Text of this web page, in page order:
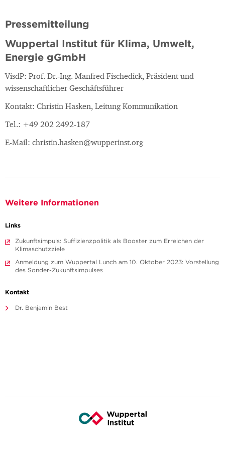
Pressemitteilung
Wuppertal Institut für Klima, Umwelt,
Energie gGmbH
VisdP: Prof. Dr.-Ing. Manfred Fischedick, Präsident und
wissenschaftlicher Geschäftsführer
Kontakt: Christin Hasken, Leitung Kommunikation
Tel.: +49 202 2492-187
E-Mail: christin.hasken@wupperinst.org
Weitere Informationen
Links
Zukunftsimpuls: Suffizienzpolitik als Booster zum Erreichen der
Klimaschutzziele
Anmeldung zum Wuppertal Lunch am 10. Oktober 2023: Vorstellung
des Sonder-Zukunftsimpulses
Kontakt
Dr. Benjamin Best